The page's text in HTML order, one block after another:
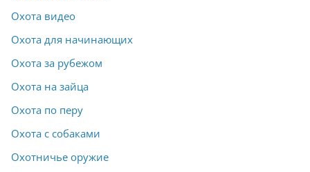
Охота видео
Охота для начинающих
Охота за рубежом
Охота на зайца
Охота по перу
Охота с собаками
Охотничье оружие